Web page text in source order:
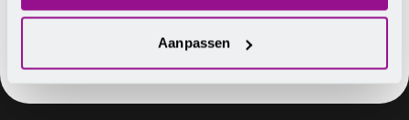
Aanpassen